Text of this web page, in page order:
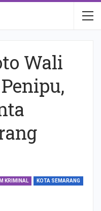
Wali
KRIMINAL KOTA SEMARANG